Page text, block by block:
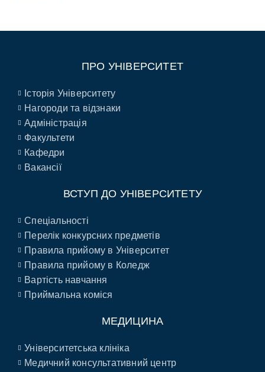
ПРО УНІВЕРСИТЕТ
Історія Університету
Нагороди та відзнаки
Адміністрація
Факультети
Кафедри
Вакансії
ВСТУП ДО УНІВЕРСИТЕТУ
Спеціальності
Перелік конкурсних предметів
Правила прийому в Університет
Правила прийому в Коледж
Вартість навчання
Приймальна коміся
МЕДИЦИНА
Університетська клініка
Медичний консультативний центр